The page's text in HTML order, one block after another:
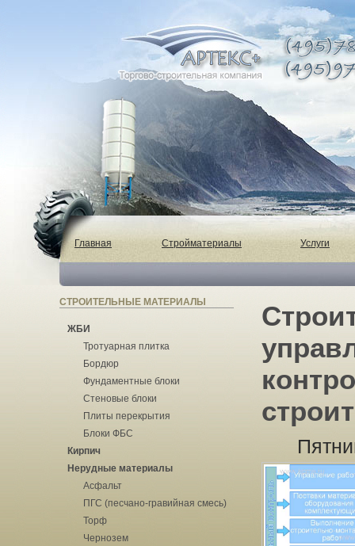
Главная Стройматериалы Услуги
СТРОИТЕЛЬНЫЕ МАТЕРИАЛЫ
ЖБИ
Тротуарная плитка
Бордюр
Фундаментные блоки
Стеновые блоки
Плиты перекрытия
Блоки ФБС
Кирпич
Нерудные материалы
Асфальт
ПГС (песчано-гравийная смесь)
Торф
Чернозем